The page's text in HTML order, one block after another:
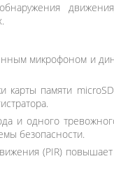
микрофоном и
карты памяти
и одного
безопасности.
(PIR)